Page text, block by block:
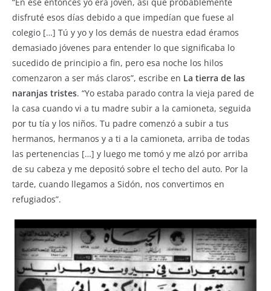
disfruté esos días debido a que impedían que fuese al
colegio […] Tú y yo y los demás de nuestra edad éramos
demasiado jóvenes para entender lo que significaba lo
sucedido de principio a fin, pero esa noche los hilos
comenzaron a ser más claros”, escribe en La tierra de las
naranjas tristes. “Yo estaba parado contra la vieja pared de
la casa cuando vi a tu madre subir a la camioneta, seguida
por tu tía y los niños. Tu padre comenzó a subir a tus
hermanos, hermanos y a ti a la camioneta, arriba de todas
las pertenencias […] y luego me tomó y me alzó por arriba
de su cabeza y me depositó sobre el techo del auto. Por la
tarde, cuando llegamos a Sidón, nos convertimos en
refugiados”.